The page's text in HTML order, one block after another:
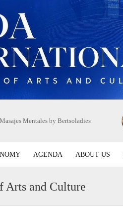
Masajes Mentales by Bertsoladies
AGENDA ABOUT US
Arts and Culture